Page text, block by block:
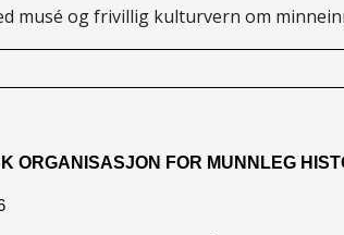
musé og frivillig kulturvern om
ORGANISASJON FOR MUNNLEG